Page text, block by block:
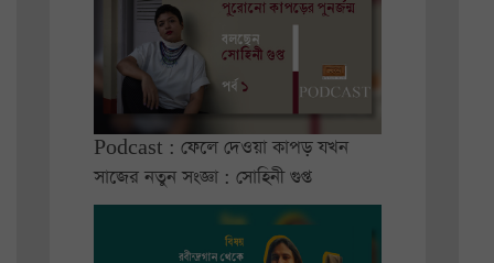
Podcast : ফেলে দেওয়া কাপড় যখন
সাজের নতুন সংজ্ঞা : সোহিনী গুপ্ত